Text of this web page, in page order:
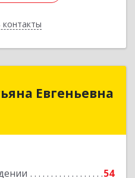
контакты
Евгеньевна
54
обл, Электросталь г,